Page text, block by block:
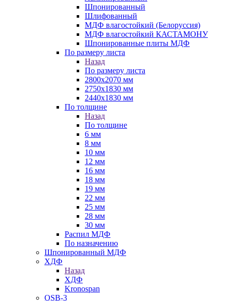
Шпонированный
Шлифованный
МДФ влагостойкий (Белоруссия)
МДФ влагостойкий КАСТАМОНУ
Шпонированные плиты МДФ
По размеру листа
Назад
По размеру листа
2800х2070 мм
2750х1830 мм
2440х1830 мм
По толщине
Назад
По толщине
6 мм
8 мм
10 мм
12 мм
16 мм
18 мм
19 мм
22 мм
25 мм
28 мм
30 мм
Распил МДФ
По назначению
Шпонированный МДФ
ХДФ
Назад
ХДФ
Kronospan
OSB-3